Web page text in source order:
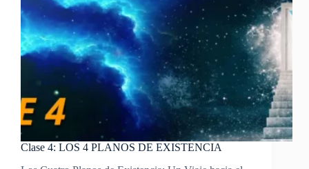
Clase 4: LOS 4 PLANOS DE EXISTENCIA